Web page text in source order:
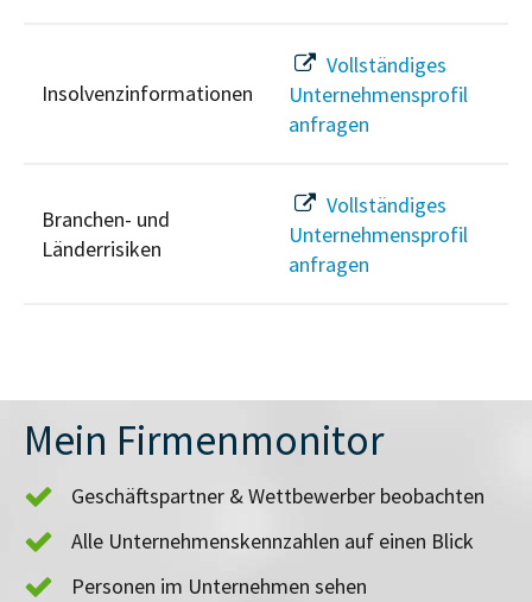
Insolvenzinformationen
Vollständiges
Unternehmensprofil
anfragen
Branchen- und
Länderrisiken
Vollständiges
Unternehmensprofil
anfragen
Mein Firmenmonitor
Geschäftspartner & Wettbewerber beobachten
Alle Unternehmenskennzahlen auf einen Blick
Personen im Unternehmen sehen